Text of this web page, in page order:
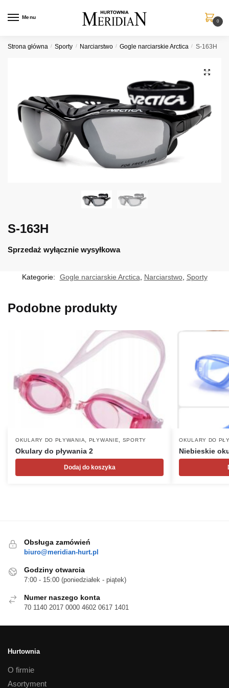
Menu
0
Strona główna / Sporty / Narciarstwo / Gogle narciarskie Arctica / S-163H
S-163H
Sprzedaż wyłącznie wysyłkowa
Kategorie: Gogle narciarskie Arctica Narciarstwo, Sporty
Podobne produkty
OKULARY DO PŁYWANIA PŁYWANIE SPORTY
Okulary do pływania 2
Dodaj do koszyka
OKULARY DO
Niebieskie
Obsługa zamówień
biuro@meridian-hurt.pl
Godziny otwarcia
7:00 - 15:00 (poniedziałek - piątek)
Numer naszego konta
70 1140 2017 0000 4602 0617 1401
Hurtownia
O firmie
Asortyment